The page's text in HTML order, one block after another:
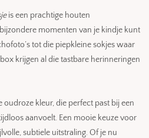
is een prachtige houten
momenten van je kindje kunt
tot die piepkleine sokjes waar
krijgen al die tastbare herinneringen
oudroze kleur, die perfect past bij een
aanvoelt. Een mooie keuze voor
subtiele uitstraling. Of je nu